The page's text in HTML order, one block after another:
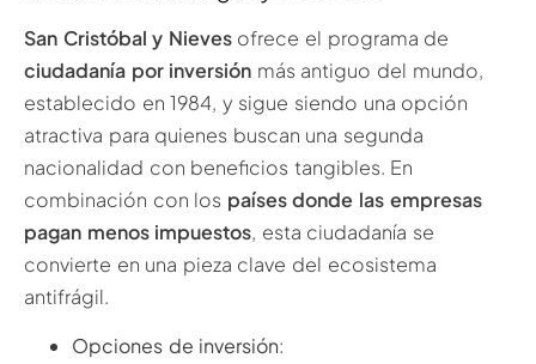
San Cristóbal y Nievesofrece el programa de
ciudadanía por inversión más antiguo del mundo,
establecido en 1984, y sigue siendo una opción
atractiva para quienes buscan una segunda
nacionalidad con beneficios tangibles. En
combinación con los países donde las empresas
pagan menos impuestos, esta ciudadanía se
convierte en una pieza clave del ecosistema
antifrágil.
Opciones de inversión: